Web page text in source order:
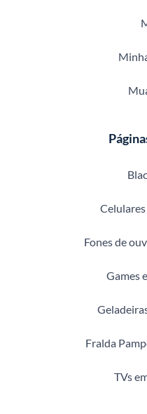
Fones de
Games
Fralda
TVs